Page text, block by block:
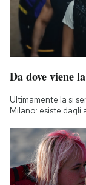
Da dove viene
Ultimamente la si
Milano: esiste dagli